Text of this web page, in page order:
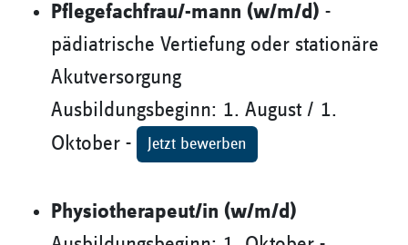
Pflegefachfrau/-mann (w/m/d) -
pädiatrische Vertiefung oder stationäre
Akutversorgung
Ausbildungsbeginn: 1. August / 1.
Oktober -
Jetzt bewerben
Physiotherapeut/in (w/m/d)